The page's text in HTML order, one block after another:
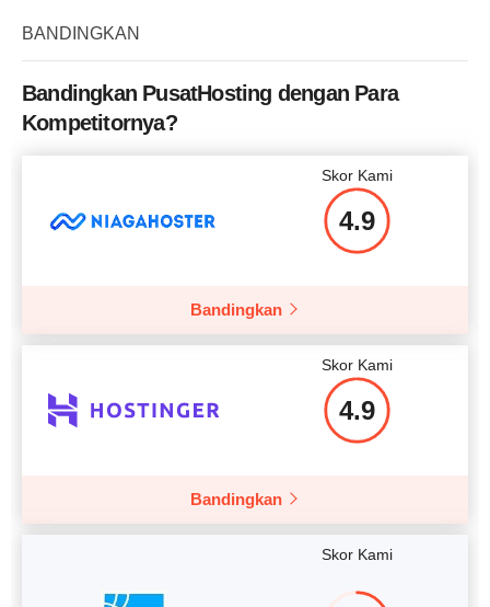
Penyimpanan
RAM 2 GB
$18.87
Lebih rinci lagi
BANDINGKAN
Bandingkan PusatHosting dengan Para
Kompetitornya?
Skor Kami
4.9
Bandingkan
Skor Kami
4.9
Bandingkan
Skor Kami